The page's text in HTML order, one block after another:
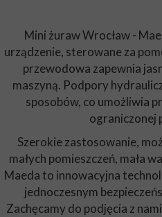
Mini żuraw Wrocław -
urządzenie, sterowane za
przewodowa zapewnia
maszyną. Podpory
sposobów, co umożliwia
ograniczonej
Szerokie zastosowanie,
małych pomieszczeń, mała
Maeda to innowacyjna
jednoczesnym
Zachęcamy do podjęcia z